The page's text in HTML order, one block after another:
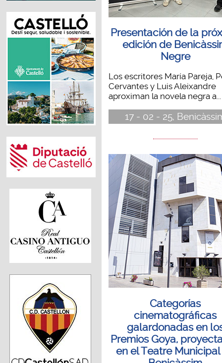
Presentación de la
edición de
Negre
Los escritores María Pareja,
Cervantes y Luis Aleixandre
aproximan la novela negra a...
17 - 02 - 25,
Categorías
cinematográficas
galardonadas en
Premios Goya,
en el Teatre